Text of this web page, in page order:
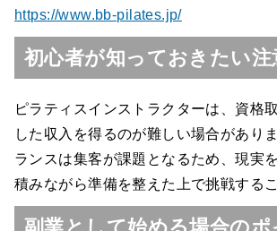
https://www.bb-pilates.jp/
初心者が知っておきたい注
ピラティスインストラクターは、資格
した収入を得るのが難しい場合があり
ランスは集客が課題となるため、現実
積みながら準備を整えた上で挑戦する